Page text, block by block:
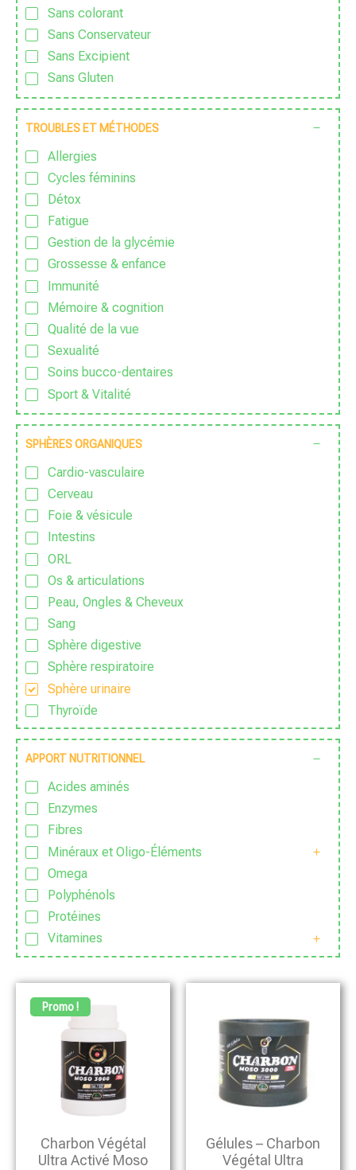
Sans colorant
Sans Conservateur
Sans Excipient
Sans Gluten
Sans huile de palme
Sans huile essentielle
Sans nanoparticules
Sans OGM
Sans parfum
Sans Pesticide
Sans sucre ajouté
Sauvage
Traditionnel
Vegan
Végétarien
TROUBLES ET MÉTHODES
Allergies
Cycles féminins
Détox
Fatigue
Gestion de la glycémie
Grossesse & enfance
Immunité
Mémoire & cognition
Qualité de la vue
Sexualité
Soins bucco-dentaires
Sport & Vitalité
Stress
Zen
SPHÈRES ORGANIQUES
Cardio-vasculaire
Cerveau
Foie & vésicule
Intestins
ORL
Os & articulations
Peau, Ongles & Cheveux
Sang
Sphère digestive
Sphère respiratoire
Sphère urinaire
Thyroïde
APPORT NUTRITIONNEL
Acides aminés
Enzymes
Fibres
Minéraux et Oligo-Éléments
Omega
Polyphénols
Protéines
Vitamines
Promo !
Charbon Végétal
Ultra Activé Moso
Gélules – Charbon
Végétal Ultra